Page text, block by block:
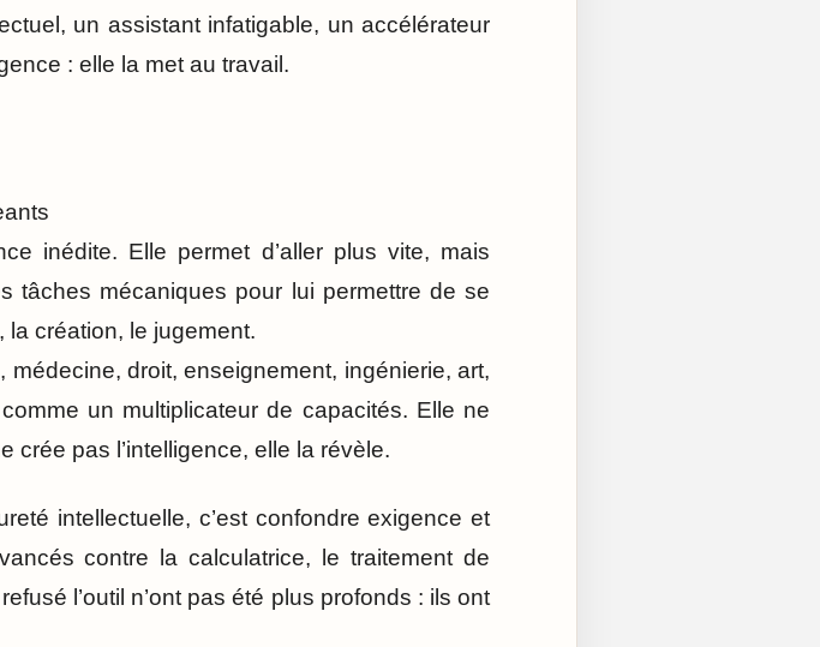
un assistant infatigable, un accélérateur
: elle la met au travail.
inédite. Elle permet d’aller plus vite, mais
tâches mécaniques pour lui permettre de se
la création, le jugement.
droit, enseignement, ingénierie, art,
un multiplicateur de capacités. Elle ne
crée pas l’intelligence, elle la révèle.
intellectuelle, c’est confondre exigence et
contre la calculatrice, le traitement de
l’outil n’ont pas été plus profonds : ils ont